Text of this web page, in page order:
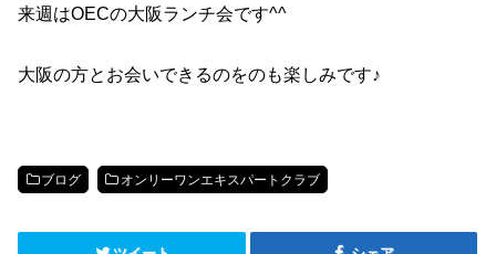
来週はOECの大阪ランチ会です^^
大阪の方とお会いできるのをのも楽しみです♪
ブログ オンリーワンエキスパートクラブ